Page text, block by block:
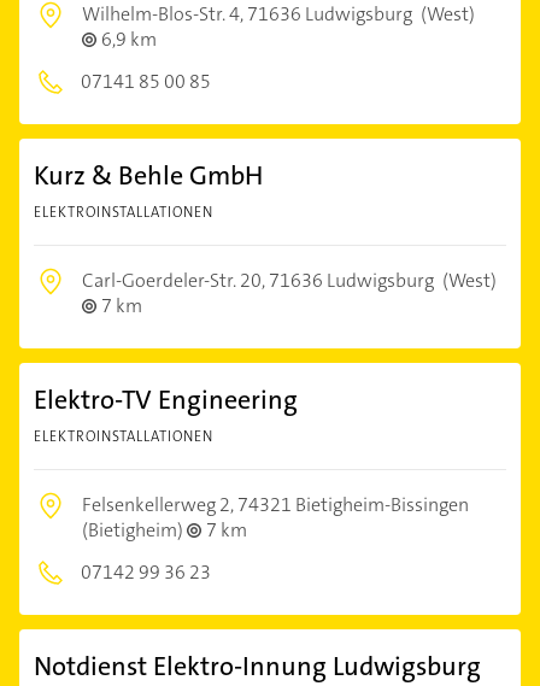
Wilhelm-Blos-Str. 4,71636 Ludwigsburg (West)
6,9 km
07141 85 00 85
Kurz & Behle GmbH
ELEKTROINSTALLATIONEN
Carl-Goerdeler-Str. 20,71636 Ludwigsburg (West)
7 km
Elektro-TV Engineering
ELEKTROINSTALLATIONEN
Felsenkellerweg 2,74321 Bietigheim-Bissingen
(Bietigheim)
7 km
07142 99 36 23
Notdienst Elektro-Innung Ludwigsburg